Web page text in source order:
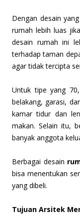
Dengan desain
rumah lebih luas
desain rumah ini
terhadap taman
agar tidak tercipta
Untuk tipe yang
belakang, garasi,
kamar tidur dan
makan. Selain itu,
banyak anggota
Berbagai desain
bisa menentukan
yang dibeli.
Tujuan Arsitek